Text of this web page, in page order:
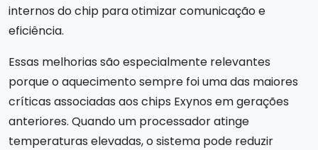
internos do chip para otimizar comunicação e
eficiência.
Essas melhorias são especialmente relevantes
porque o aquecimento sempre foi uma das maiores
críticas associadas aos chips Exynos em gerações
anteriores. Quando um processador atinge
temperaturas elevadas, o sistema pode reduzir